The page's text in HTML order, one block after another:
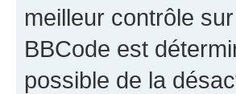
meilleur contrôle
BBCode est
possible de la